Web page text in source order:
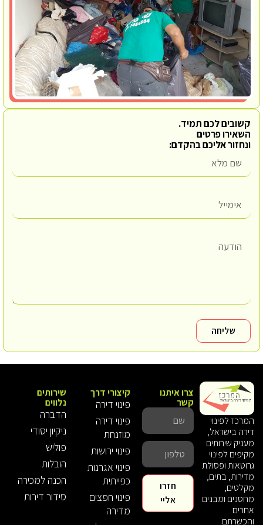
קשובים לכם תמיד.
השאירו פרטים
ונחזור אליכם בהקדם:
שליחה
המרכז לפינוי
דירה בישראל,
מעניק שירותים
מקיפים לפינוי
גרוטאות ופסולת
מדירות, בתים,
מקלטים,
מחסנים ומבנים
אחרים
והכשרתם
קיצורי דרך
פינוי דירה
פינוי דירה
מוזנחת
פינוי ירושות
פינוי אגרנות
כפייתית
פינוי חפצים
מדירה
שירותים
נלווים
הדברה
ניקיון יסודי
פוליש
הובלות
הכנה למכירה
סידור דירות
צרו איתנו
קשר
חזרו
אליי